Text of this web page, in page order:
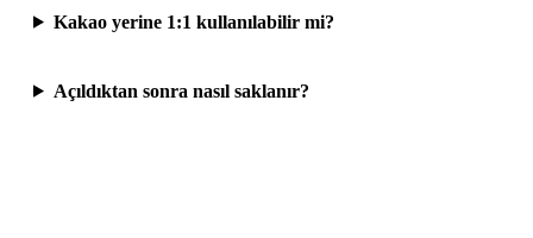
Kakao yerine 1:1 kullanılabilir mi?
Açıldıktan sonra nasıl saklanır?